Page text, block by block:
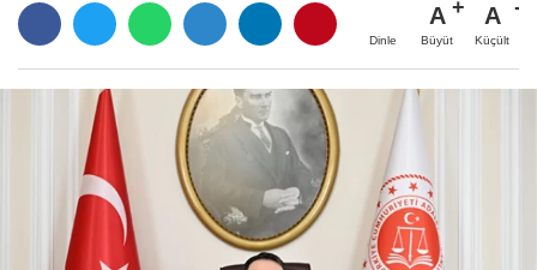
Dinle
A
Büyüt
A
Küçült